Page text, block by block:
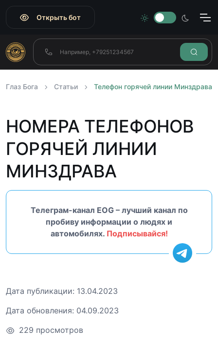
Открыть бот
Глаз Бога Статьи Телефон горячей линии Минздрава
НОМЕРА ТЕЛЕФОНОВ
ГОРЯЧЕЙ ЛИНИИ
МИНЗДРАВА
Телеграм-канал EOG – лучший канал по
пробиву информации о людях и
автомобилях. Подписывайся!
Дата публикации: 13.04.2023
Дата обновления: 04.09.2023
229 просмотров